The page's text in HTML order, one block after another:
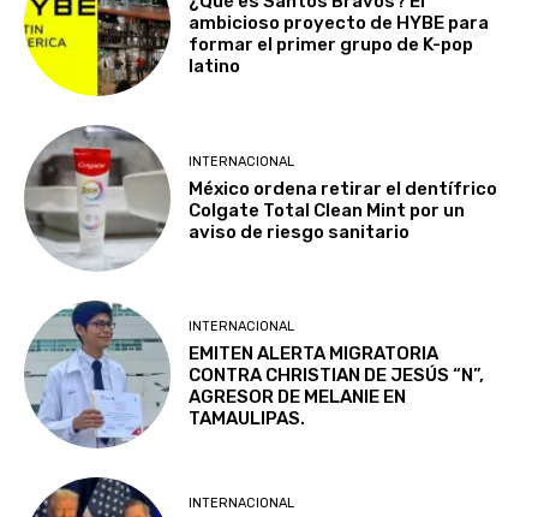
ambicioso proyecto de HYBE para
formar el primer grupo de K-pop
latino
INTERNACIONAL
México ordena retirar el dentífrico
Colgate Total Clean Mint por un
aviso de riesgo sanitario
INTERNACIONAL
EMITEN ALERTA MIGRATORIA
CONTRA CHRISTIAN DE JESÚS “N”,
AGRESOR DE MELANIE EN
TAMAULIPAS.
INTERNACIONAL